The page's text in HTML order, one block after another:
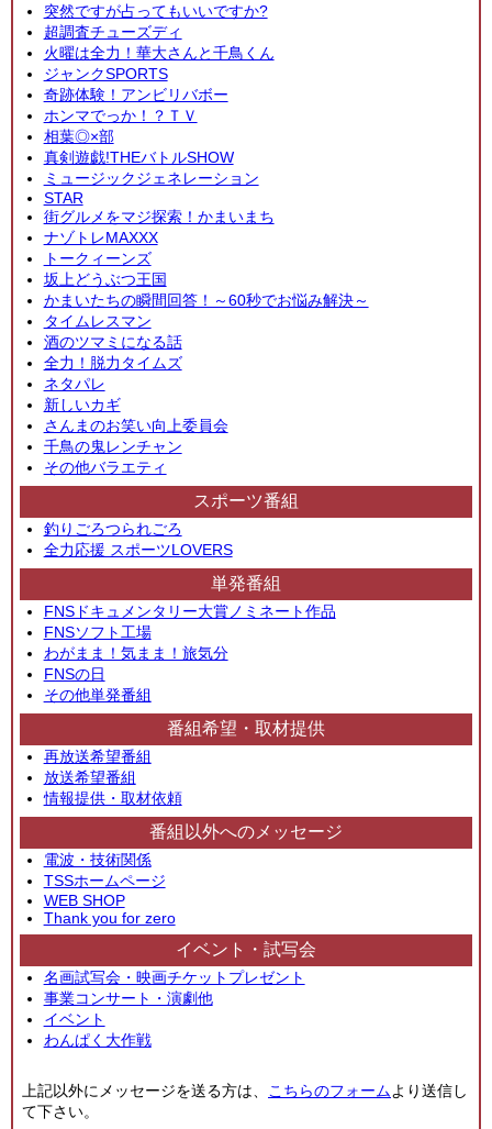
突然ですが占ってもいいですか?
超調査チューズディ
火曜は全力！華大さんと千鳥くん
ジャンクSPORTS
奇跡体験！アンビリバボー
ホンマでっか！？ＴＶ
相葉◎×部
真剣遊戯!THEバトルSHOW
ミュージックジェネレーション
STAR
街グルメをマジ探索！かまいまち
ナゾトレMAXXX
トークィーンズ
坂上どうぶつ王国
かまいたちの瞬間回答！～60秒でお悩み解決～
タイムレスマン
酒のツマミになる話
全力！脱力タイムズ
ネタパレ
新しいカギ
さんまのお笑い向上委員会
千鳥の鬼レンチャン
その他バラエティ
スポーツ番組
釣りごろつられごろ
全力応援 スポーツLOVERS
単発番組
FNSドキュメンタリー大賞ノミネート作品
FNSソフト工場
わがまま！気まま！旅気分
FNSの日
その他単発番組
番組希望・取材提供
再放送希望番組
放送希望番組
情報提供・取材依頼
番組以外へのメッセージ
電波・技術関係
TSSホームページ
WEB SHOP
Thank you for zero
イベント・試写会
名画試写会・映画チケットプレゼント
事業コンサート・演劇他
イベント
わんぱく大作戦
上記以外にメッセージを送る方は、 こちらのフォームより送信し
て下さい。